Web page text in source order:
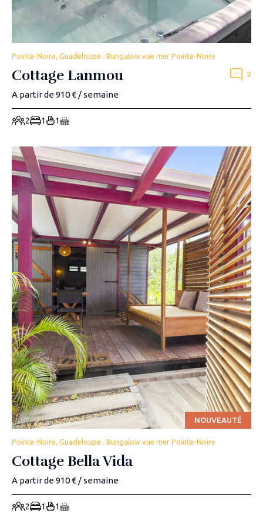
Pointe-Noire, Guadeloupe . Bungalow vue mer Pointe-Noire
Cottage Lanmou 2
A partir de 910 € / semaine
2 1 1
NOUVEAUTÉ
Pointe-Noire, Guadeloupe . Bungalow vue mer Pointe-Noire
Cottage Bella Vida
A partir de 910 € / semaine
2 1 1